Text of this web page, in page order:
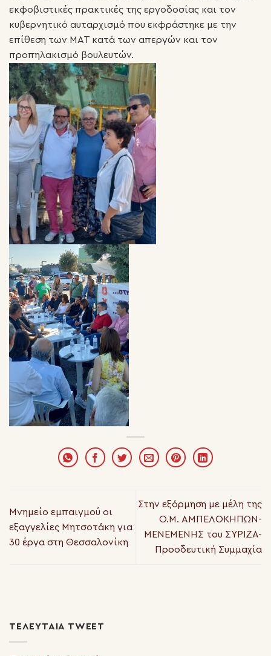
εκφοβιστικές πρακτικές της εργοδοσίας και τον
κυβερνητικό αυταρχισμό που εκφράστηκε με την
επίθεση των ΜΑΤ κατά των απεργών και τον
προπηλακισμό βουλευτών.
Μνημείο εμπαιγμού οι
εξαγγελίες Μητσοτάκη για
30 έργα στη Θεσσαλονίκη
Στην εξόρμηση με μέλη της
Ο.Μ. ΑΜΠΕΛΟΚΗΠΩΝ-
ΜΕΝΕΜΕΝΗΣ του ΣΥΡΙΖΑ-
Προοδευτική Συμμαχία
ΤΕΛΕΥΤΑΊΑ TWEET